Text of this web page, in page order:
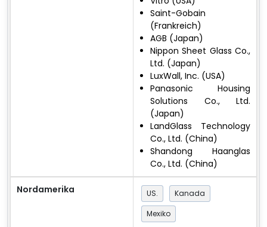
Saint-Gobain
(Frankreich)
AGB (Japan)
Nippon Sheet Glass Co.,
Ltd. (Japan)
LuxWall, Inc. (USA)
Panasonic Housing
Solutions Co., Ltd.
(Japan)
LandGlass Technology
Co., Ltd. (China)
Shandong Haanglas
Co., Ltd. (China)
Nordamerika US.
Kanada
Mexiko